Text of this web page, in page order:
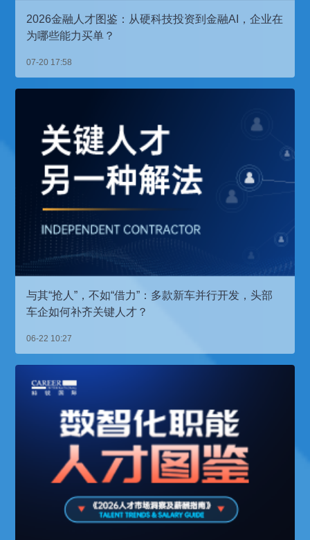
2026金融人才图鉴：从硬科技投资到金融AI，企业在
为哪些能力买单？
07-20 17:58
与其“抢人”，不如“借力”：多款新车并行开发，头部
车企如何补齐关键人才？
06-22 10:27